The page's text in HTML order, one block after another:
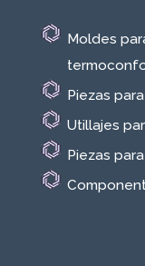
Moldes
Piezas
Utillajes
Piezas